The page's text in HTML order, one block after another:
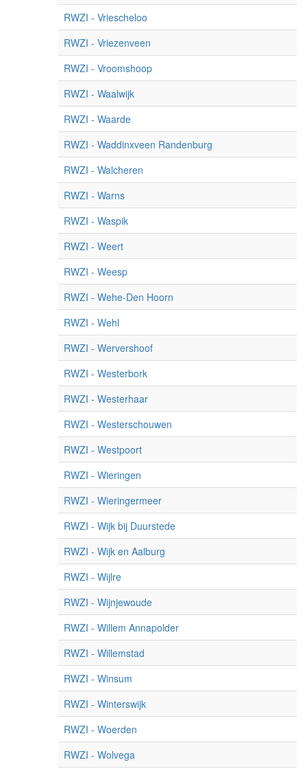
RWZI - Vriescheloo
RWZI - Vriezenveen
RWZI - Vroomshoop
RWZI - Waalwijk
RWZI - Waarde
RWZI - Waddinxveen Randenburg
RWZI - Walcheren
RWZI - Warns
RWZI - Waspik
RWZI - Weert
RWZI - Weesp
RWZI - Wehe-Den Hoorn
RWZI - Wehl
RWZI - Wervershoof
RWZI - Westerbork
RWZI - Westerhaar
RWZI - Westerschouwen
RWZI - Westpoort
RWZI - Wieringen
RWZI - Wieringermeer
RWZI - Wijk bij Duurstede
RWZI - Wijk en Aalburg
RWZI - Wijlre
RWZI - Wijnjewoude
RWZI - Willem Annapolder
RWZI - Willemstad
RWZI - Winsum
RWZI - Winterswijk
RWZI - Woerden
RWZI - Wolvega